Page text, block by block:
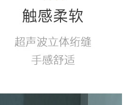
热